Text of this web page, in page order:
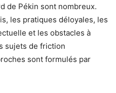
de Pékin sont nombreux.
les pratiques déloyales, les
et les obstacles à
sujets de friction
sont formulés par